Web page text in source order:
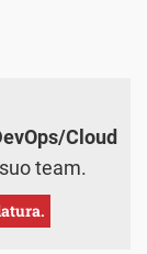
Cloud
team.